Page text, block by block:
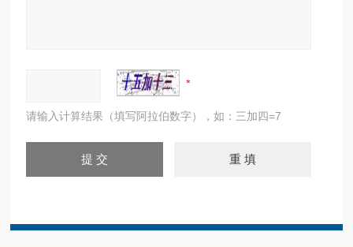
请输入计算结果（填写阿拉伯数字），如：三加四=7